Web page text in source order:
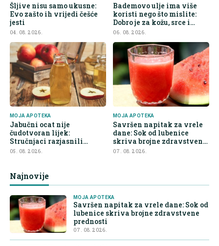
Šljive nisu samo ukusne:
Evo zašto ih vrijedi češće
jesti
04. 08. 2026.
Bademovo ulje ima više
koristi nego što mislite:
Dobro je za kožu, srce i
kontrolu apetita
06. 08. 2026.
MOJA APOTEKA
Jabučni ocat nije
čudotvoran lijek:
Stručnjaci razjasnili
najveće zablude
05. 08. 2026.
MOJA APOTEKA
Savršen napitak za vrele
dane: Sok od lubenice
skriva brojne zdravstvene
prednosti
07. 08. 2026.
Najnovije
MOJA APOTEKA
Savršen napitak za vrele dane: Sok od
lubenice skriva brojne zdravstvene
prednosti
07. 08. 2026.